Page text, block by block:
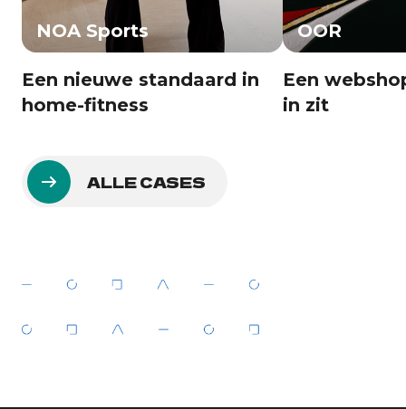
NOA Sports
Een nieuwe standaard in
home-fitness
OOR
Een
in zit
ALLE CASES